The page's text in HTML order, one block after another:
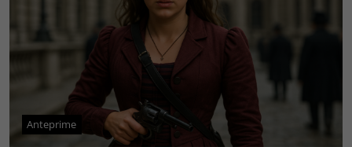
Anteprime